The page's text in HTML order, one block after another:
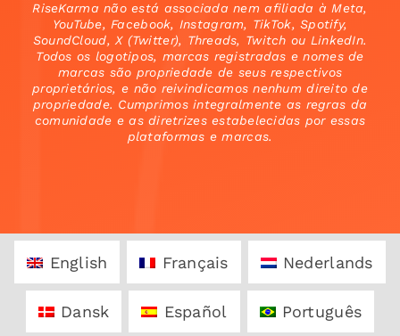
RiseKarma não está associada nem afiliada à Meta,
YouTube, Facebook, Instagram, TikTok, Spotify,
SoundCloud, X (Twitter), Threads, Twitch ou LinkedIn.
Todos os logotipos, marcas registradas e nomes de
marcas são propriedade de seus respectivos
proprietários, e não reivindicamos nenhum direito de
propriedade. Cumprimos integralmente as regras da
comunidade e as diretrizes estabelecidas por essas
plataformas e marcas.
English Français Nederlands
Dansk Español Português